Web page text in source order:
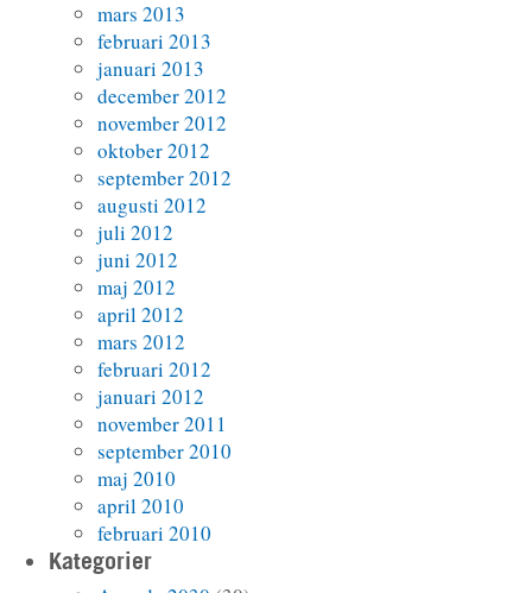
mars 2013
februari 2013
januari 2013
december 2012
november 2012
oktober 2012
september 2012
augusti 2012
juli 2012
juni 2012
maj 2012
april 2012
mars 2012
februari 2012
januari 2012
november 2011
september 2010
maj 2010
april 2010
februari 2010
Kategorier